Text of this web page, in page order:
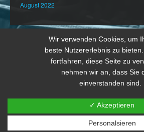
August 2022
Wir verwenden Cookies, um
beste Nutzererlebnis zu
fortfahren, diese Seite zu
nehmen wir an, dass Sie
einverstanden sind.
✓ Akzeptieren
Personalsieren